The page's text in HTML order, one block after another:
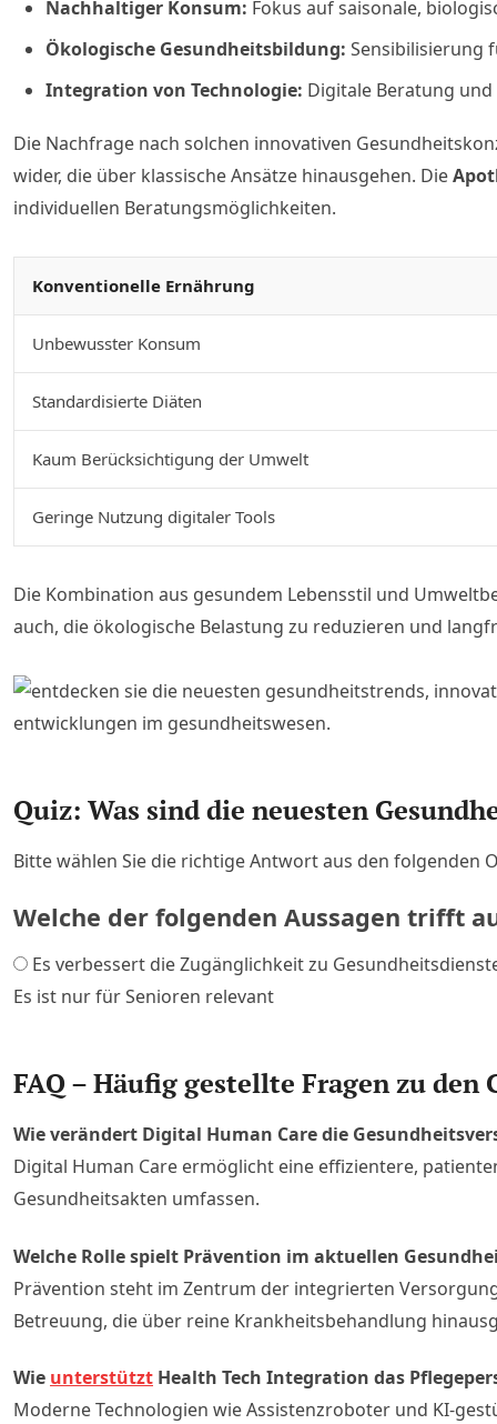
Nachhaltiger Konsum: Fokus auf saisonale,
Ökologische Gesundheitsbildung: Sensibilisierung
Integration von Technologie: Digitale Beratung
Die Nachfrage nach solchen innovativen
wider, die über klassische Ansätze hinausgehen. Die
individuellen Beratungsmöglichkeiten.
Konventionelle Ernährung
Unbewusster Konsum
Standardisierte Diäten
Kaum Berücksichtigung der Umwelt
Geringe Nutzung digitaler Tools
Die Kombination aus gesundem Lebensstil und
auch, die ökologische Belastung zu reduzieren und
Quiz: Was sind die neuesten
Bitte wählen Sie die richtige Antwort aus den folgenden
Welche der folgenden Aussagen trifft
Es verbessert die Zugänglichkeit zu
Es ist nur für Senioren relevant
FAQ – Häufig gestellte Fragen zu
Wie verändert Digital Human Care die
Digital Human Care ermöglicht eine effizientere,
Gesundheitsakten umfassen.
Welche Rolle spielt Prävention im aktuellen
Prävention steht im Zentrum der integrierten
Betreuung, die über reine Krankheitsbehandlung
Wie unterstützt Health Tech Integration das
Moderne Technologien wie Assistenzroboter und KI-